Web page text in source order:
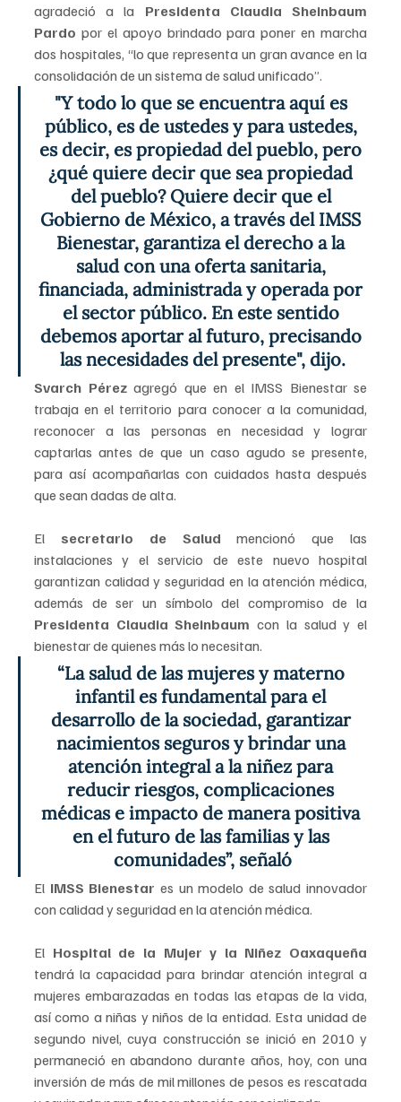
agradeció a la Presidenta Claudia Sheinbaum
Pardo por el apoyo brindado para poner en marcha
dos hospitales, “lo que representa un gran avance en la
consolidación de un sistema de salud unificado”.
"Y todo lo que se encuentra aquí es
público, es de ustedes y para ustedes,
es decir, es propiedad del pueblo, pero
¿qué quiere decir que sea propiedad
del pueblo? Quiere decir que el
Gobierno de México, a través del IMSS
Bienestar, garantiza el derecho a la
salud con una oferta sanitaria,
financiada, administrada y operada por
el sector público. En este sentido
debemos aportar al futuro, precisando
las necesidades del presente", dijo.
Svarch Pérez agregó que en el IMSS Bienestar se
trabaja en el territorio para conocer a la comunidad,
reconocer a las personas en necesidad y lograr
captarlas antes de que un caso agudo se presente,
para así acompañarlas con cuidados hasta después
que sean dadas de alta.
El secretario de Salud mencionó que las
instalaciones y el servicio de este nuevo hospital
garantizan calidad y seguridad en la atención médica,
Presidenta Claudia Sheinbaum con la salud y el
bienestar de quienes más lo necesitan.
“La salud de las mujeres y materno
infantil es fundamental para el
desarrollo de la sociedad, garantizar
nacimientos seguros y brindar una
atención integral a la niñez para
reducir riesgos, complicaciones
médicas e impacto de manera positiva
en el futuro de las familias y las
comunidades”, señaló
El IMSS Bienestar es un modelo de salud innovador
con calidad y seguridad en la atención médica.
El
tendrá la capacidad para brindar atención integral a
mujeres embarazadas en todas las etapas de la vida,
así como a niñas y niños de la entidad. Esta unidad de
segundo nivel, cuya construcción se inició en 2010 y
permaneció en abandono durante años, hoy, con una
inversión de más de mil millones de pesos es rescatada